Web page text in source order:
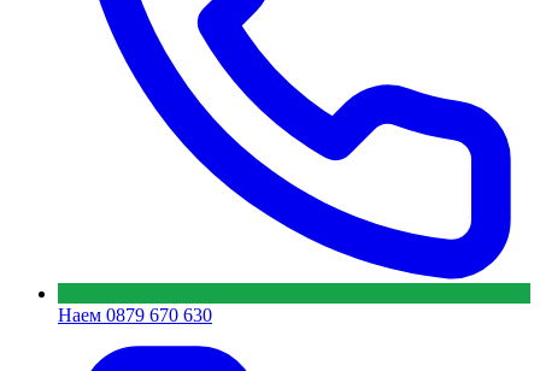
Наем 0879 670 630